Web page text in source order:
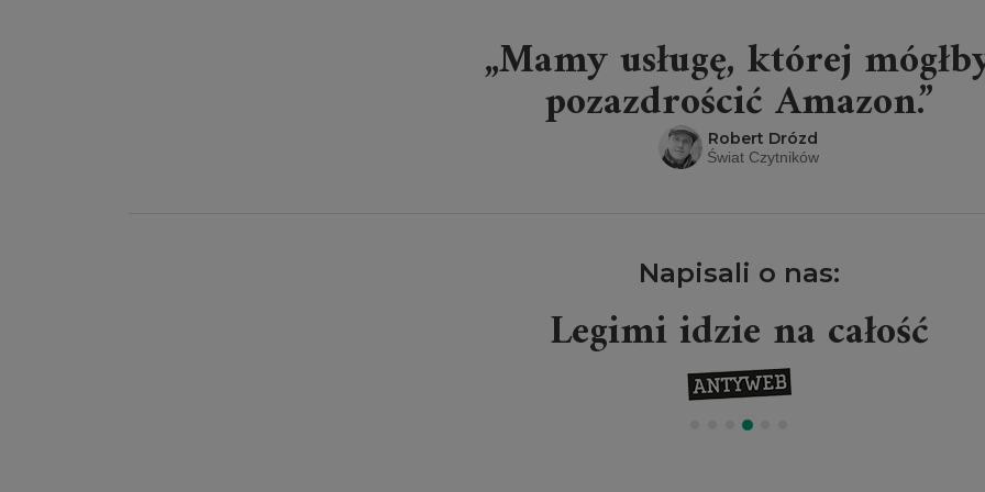
„Mamy usługę, której
pozazdrościć Amazon.”
Robert Drózd
Świat Czytników
Napisali o nas:
Legimi idzie na całość